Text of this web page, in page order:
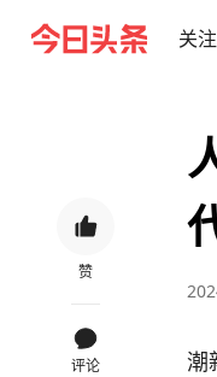
关注
赞
评论
潮